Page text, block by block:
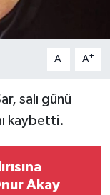
A- A+
salı günü
kaybetti.
Akay